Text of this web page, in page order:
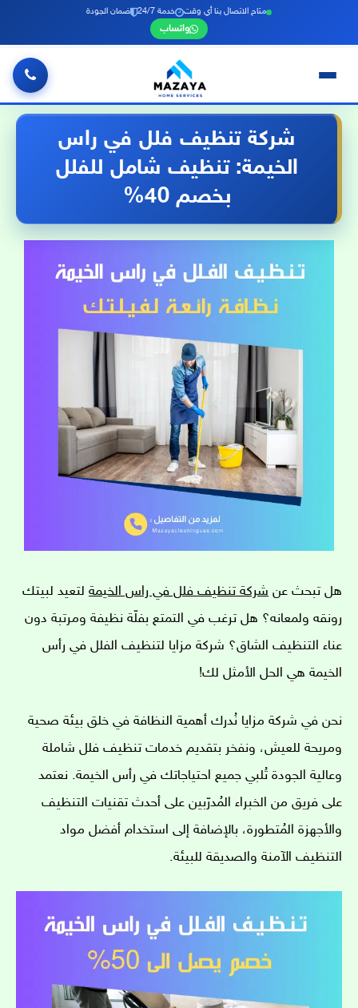
متاح الاتصال بنا أي وقت خدمة 24/7 ضمان الجودة
واتساب
شركة تنظيف فلل في راس
الخيمة: تنظيف شامل للفلل
بخصم 40%
هل تبحث عن شركة تنظيف فلل في راس الخيمة لتعيد لبيتك
رونقه ولمعانه؟ هل ترغب في التمتع بفلّة نظيفة ومرتبة دون
عناء التنظيف الشاق؟ شركة مزايا لتنظيف الفلل في رأس
الخيمة هي الحل الأمثل لك!
نحن في شركة مزايا نُدرك أهمية النظافة في خلق بيئة صحية
ومريحة للعيش، ونفخر بتقديم خدمات تنظيف فلل شاملة
وعالية الجودة تُلبي جميع احتياجاتك في رأس الخيمة. نعتمد
على فريق من الخبراء المُدرّبين على أحدث تقنيات التنظيف
والأجهزة المُتطورة، بالإضافة إلى استخدام أفضل مواد
التنظيف الآمنة والصديقة للبيئة.